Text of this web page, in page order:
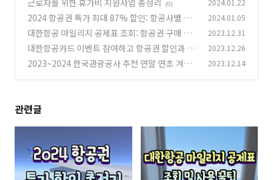
(0)
2024 항공권 특가 최대 87% 할인: 항공사별 할
인 정보 총정리
(0)
2024.01.05
대한항공 마일리지 공제표 조회: 항공권 구매 외
마일리지 사용 꿀팁 (0)
2023.12.31
대한항공카드 이벤트 참여하고 항공권 할인과 최
대 10만원 캐시백 받기 (0)
2023.12.26
2023~2024 한국관광공사 추천 연말 연초 겨울
2023.12.14
관련글